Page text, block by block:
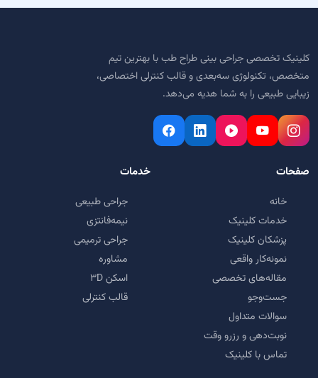
کلینیک تخصصی جراحی بینی طراح طب با بهترین تیم
متخصص، تکنولوژی سه‌بعدی و قالب کنترلی اختصاصی،
زیبایی طبیعی را به شما هدیه می‌دهد.
صفحات
خانه
خدمات کلینیک
پزشکان کلینیک
نمونه‌کار واقعی
مقاله‌های تخصصی
جست‌وجو
سوالات متداول
نوبت‌دهی و رزرو وقت
تماس با کلینیک
خدمات
جراحی طبیعی
نیمه‌فانتزی
جراحی ترمیمی
مشاوره
اسکن ۳D
قالب کنترلی